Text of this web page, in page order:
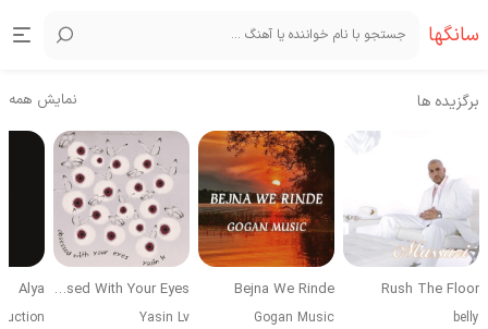
سانگها
برگزیده ها نمایش همه
Rush The Floor
belly
Bejna We Rinde
Gogan Music
Obsessed With Your Eyes
Yasin Lv
Alya